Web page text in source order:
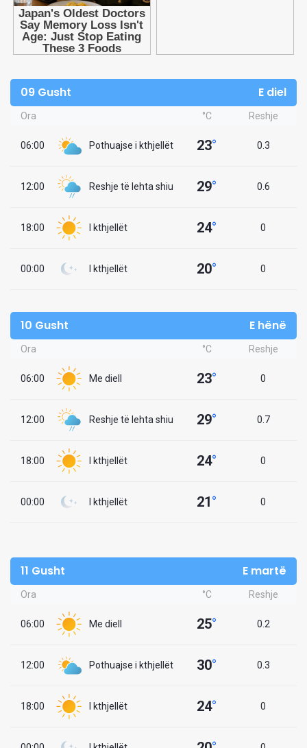
09 Gusht E diel
Ora °C Reshje
06:00 Pothuajse i kthjellët 23° 0.3
12:00 Reshje të lehta shiu 29° 0.6
18:00 I kthjellët 24° 0
00:00 I kthjellët 20° 0
10 Gusht E hënë
Ora °C Reshje
06:00 Me diell 23° 0
12:00 Reshje të lehta shiu 29° 0.7
18:00 I kthjellët 24° 0
00:00 I kthjellët 21° 0
11 Gusht E martë
Ora °C Reshje
06:00 Me diell 25° 0.2
12:00 Pothuajse i kthjellët 30° 0.3
18:00 I kthjellët 24° 0